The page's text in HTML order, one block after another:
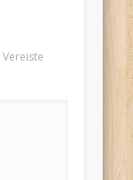
Vereiste